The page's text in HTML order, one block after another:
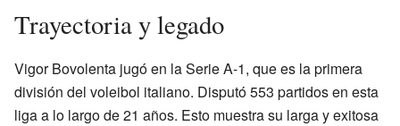
Trayectoria y legado
Vigor Bovolenta jugó en la Serie A-1, que es la primera
división del voleibol italiano. Disputó 553 partidos en esta
liga a lo largo de 21 años. Esto muestra su larga y exitosa